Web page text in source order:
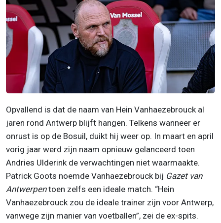
Opvallend is dat de naam van Hein Vanhaezebrouck al
jaren rond Antwerp blijft hangen. Telkens wanneer er
onrust is op de Bosuil, duikt hij weer op. In maart en april
vorig jaar werd zijn naam opnieuw gelanceerd toen
Andries Ulderink de verwachtingen niet waarmaakte.
Patrick Goots noemde Vanhaezebrouck bij Gazet van
Antwerpentoen zelfs een ideale match. “Hein
Vanhaezebrouck zou de ideale trainer zijn voor Antwerp,
vanwege zijn manier van voetballen”, zei de ex-spits.